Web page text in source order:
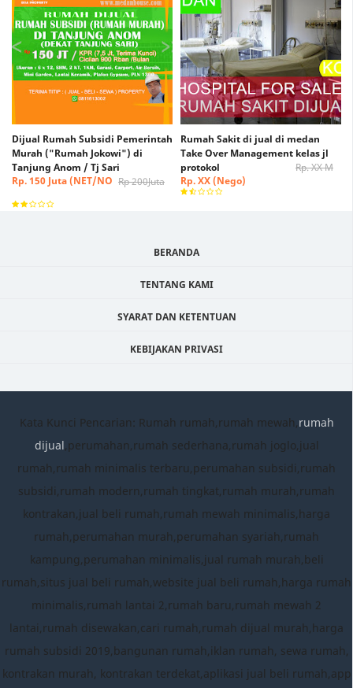
Dijual Rumah Subsidi Pemerintah
Murah ("Rumah Jokowi") di
Tanjung Anom / Tj Sari
Rp 200Juta
Rp. 150 Juta (NET/NO
Rumah Sakit di jual di medan
Take Over Management kelas jl
protokol
Rp. XX M
Rp. XX (Nego)
BERANDA
TENTANG KAMI
SYARAT DAN KETENTUAN
KEBIJAKAN PRIVASI
Kata Kunci Pencarian: Rumah rumah,rumah mewah,rumah
dijual,perumahan,rumah sederhana,rumah joglo,jual
rumah,rumah minimalis terbaru,perumahan subsidi,rumah
subsidi,rumah modern,rumah tingkat,rumah murah,rumah
kontrakan,jual beli rumah,rumah mewah minimalis,harga
rumah,perumahan murah,perumahan syariah,rumah
kampung,perumahan minimalis,jual rumah murah,beli
rumah,situs jual beli rumah,website jual beli rumah,harga rumah
minimalis,rumah lantai 2,rumah baru,rumah mewah 2
lantai,rumah disewakan,cari rumah,rumah dijual murah,harga
rumah subsidi 2019,bangunan rumah,iklan rumah, sewa rumah,
kontrakan murah, kontrakan terdekat,aplikasi jual beli rumah,app